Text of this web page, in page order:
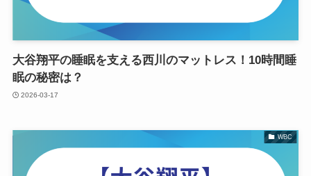
大谷翔平の睡眠を支える西川のマットレス！10時間睡
眠の秘密は？
2026-03-17
WBC